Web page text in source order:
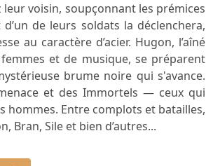
leur voisin, soupçonnant les prémices
de leurs soldats la déclenchera,
au caractère d’acier. Hugon, l’aîné
et de musique, se préparent
brume noire qui s'avance.
et des Immortels — ceux qui
Entre complots et batailles,
Bran, Sile et bien d’autres...